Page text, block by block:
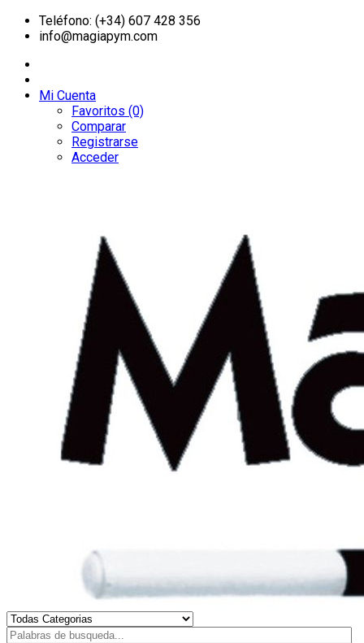
Teléfono: (+34) 607 428 356
info@magiapym.com
Mi Cuenta
Favoritos (0)
Comparar
Registrarse
Acceder